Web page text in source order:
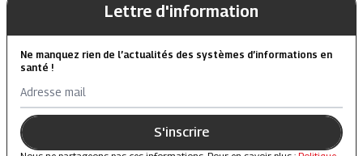
Lettre d'information
Ne manquez rien de l’actualités des systèmes d’informations en
santé !
Adresse mail
S'inscrire